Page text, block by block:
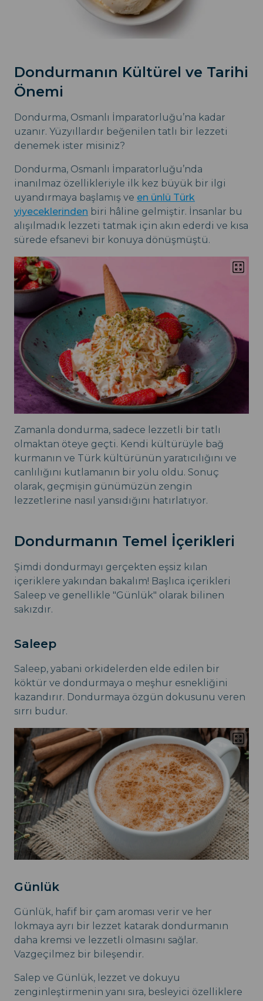
Dondurmanın Kültürel ve Tarihi
Önemi
Dondurma, Osmanlı İmparatorluğu’na kadar
uzanır. Yüzyıllardır beğenilen tatlı bir lezzeti
denemek ister misiniz?
Dondurma, Osmanlı İmparatorluğu’nda
inanılmaz özellikleriyle ilk kez büyük bir ilgi
uyandırmaya başlamış ve en ünlü Türk
yiyeceklerinden biri hâline gelmiştir. İnsanlar bu
alışılmadık lezzeti tatmak için akın ederdi ve kısa
sürede efsanevi bir konuya dönüşmüştü.
Zamanla dondurma, sadece lezzetli bir tatlı
olmaktan öteye geçti. Kendi kültürüyle bağ
kurmanın ve Türk kültürünün yaratıcılığını ve
canlılığını kutlamanın bir yolu oldu. Sonuç
olarak, geçmişin günümüzün zengin
lezzetlerine nasıl yansıdığını hatırlatıyor.
Dondurmanın Temel İçerikleri
Şimdi dondurmayı gerçekten eşsiz kılan
içeriklere yakından bakalım! Başlıca içerikleri
Saleep ve genellikle "Günlük" olarak bilinen
sakızdır.
Saleep
Saleep, yabani orkidelerden elde edilen bir
köktür ve dondurmaya o meşhur esnekliğini
kazandırır. Dondurmaya özgün dokusunu veren
sırrı budur.
Günlük
Günlük, hafif bir çam aroması verir ve her
lokmaya ayrı bir lezzet katarak dondurmanın
daha kremsi ve lezzetli olmasını sağlar.
Vazgeçilmez bir bileşendir.
Salep ve Günlük, lezzet ve dokuyu
zenginleştirmenin yanı sıra, besleyici özelliklere